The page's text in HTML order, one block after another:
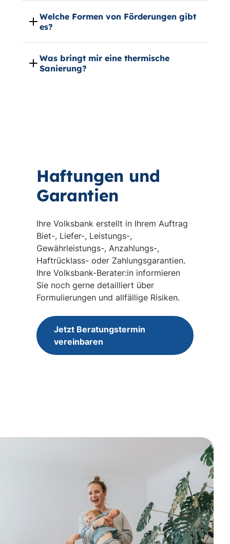
Welche Formen von Förderungen gibt
es?
Was bringt mir eine thermische
Sanierung?
Haftungen und
Garantien
Ihre Volksbank erstellt in Ihrem Auftrag
Biet-, Liefer-, Leistungs-,
Gewährleistungs-, Anzahlungs-,
Haftrücklass- oder Zahlungsgarantien.
Ihre Volksbank-Berater:in informieren
Sie noch gerne detailliert über
Formulierungen und allfällige Risiken.
Jetzt Beratungstermin
vereinbaren